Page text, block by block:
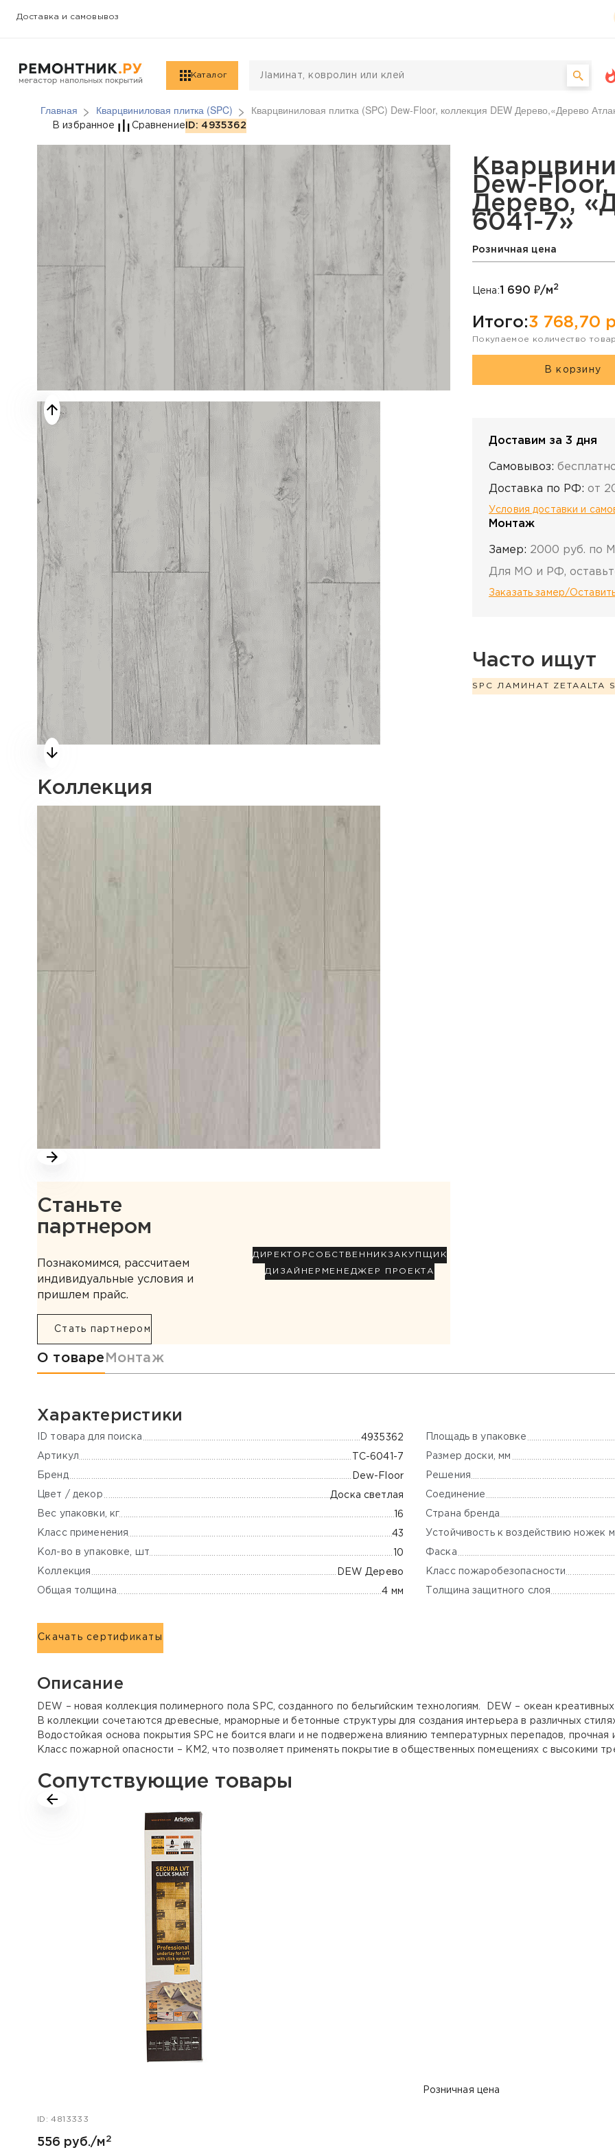
Доставка и самовывоз
Каталог
Главная Кварцвиниловая плитка (SPC) Кварцвиниловая плитка (SPC) Dew-Floor, коллекция DEW Дерево,«Дерево
Кварцвиниловая плитка (SPC) Dew-Floor,
В избранное Сравнение ID: 4935362
Коллекция
Станьте
партнером
Познакомимся, рассчитаем
индивидуальные условия и
пришлем прайс.
Стать партнером
ДИРЕКТОР СОБСТВЕННИК ЗАКУПЩИК
ДИЗАЙНЕР МЕНЕДЖЕР ПРОЕКТА
Dew-
Дерево,
6041-7»
Розничная цена
Цена:1 690 ₽/м2
Итого:3 768,70
Покупаемое количество
В корзину
Доставим за 3 дня
Самовывоз:
Доставка по РФ: от
Условия доставки и
Монтаж
Замер: 2000 руб. по
Для МО и РФ,
Заказать замер/
Часто ищут
SPC ЛАМИНАТ ZETA ALTA
Информация о товаре
О товаре Монтаж
Характеристики
ID товара для поиска 4935362
Артикул ТС-6041-7
Бренд Dew-Floor
Цвет / декор Доска светлая
Вес упаковки, кг 16
Класс применения 43
Кол-во в упаковке, шт 10
Коллекция DEW Дерево
Общая толщина 4 мм
Площадь в упаковке
Размер доски, мм
Решения
Соединение
Страна бренда
Устойчивость к воздействию ножек
Фаска
Класс пожаробезопасности
Толщина защитного слоя
Скачать сертификаты
Описание
DEW – новая коллекция полимерного пола SPC, созданного по бельгийским технологиям. DEW – океан
В коллекции сочетаются древесные, мраморные и бетонные структуры для создания интерьера в различных
Водостойкая основа покрытия SPC не боится влаги и не подвержена влиянию температурных перепадов, прочная
Класс пожарной опасности – КМ2, что позволяет применять покрытие в общественных помещениях с высокими
Сопутствующие товары
Розничная цена
ID: 4813333
556 руб./м2